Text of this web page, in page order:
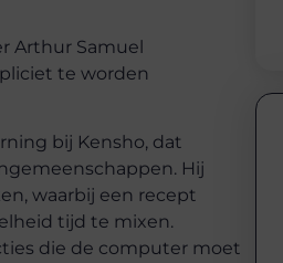
Arthur Samuel
te worden
bij Kensho, dat
Hij
waarbij een recept
tijd te mixen.
die de computer moet